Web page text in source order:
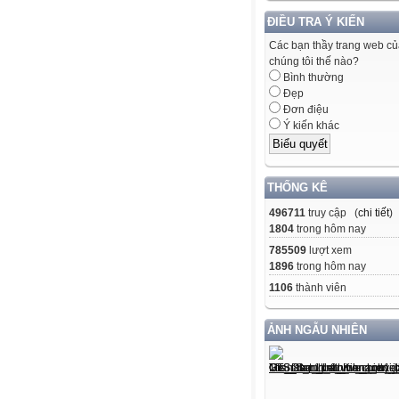
ĐIỀU TRA Ý KIẾN
Các bạn thầy trang web
chúng tôi thế nào?
Bình thường
Đẹp
Đơn điệu
Ý kiến khác
THỐNG KÊ
496711 truy cập (chi tiết)
1804 trong hôm nay
785509 lượt xem
1896 trong hôm nay
1106 thành viên
ẢNH NGẪU NHIÊN